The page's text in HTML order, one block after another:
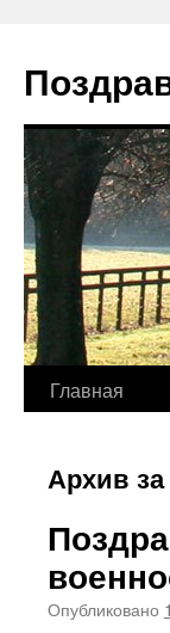
содержимому
Главная
Архив
Опубликовано